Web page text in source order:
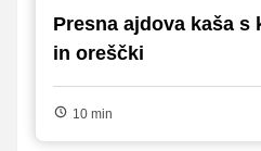
Presna ajdova kaša s
in oreščki
10 min